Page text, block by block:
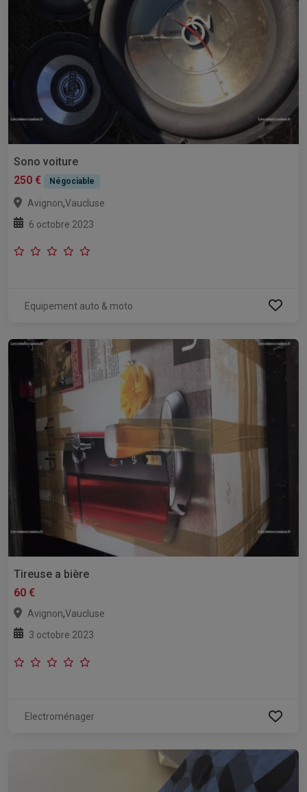
Sono voiture
250 €
Négociable
Avignon,Vaucluse
6 octobre 2023
Equipement auto & moto
Tireuse a bière
60 €
Avignon,Vaucluse
3 octobre 2023
Electroménager